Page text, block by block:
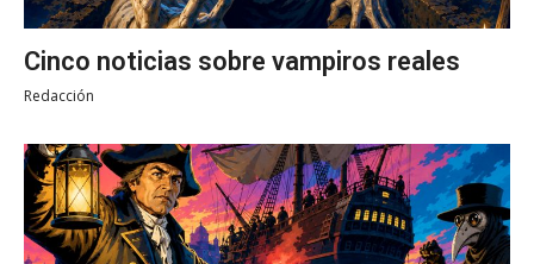
Cinco noticias sobre vampiros reales
Redacción